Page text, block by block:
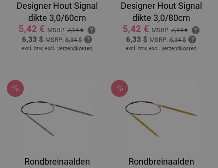
Designer Hout Signal
dikte 3,0/60cm
5,42 € MSRP: 7,14 €
6,33 $ MSRP: 8,34 $
excl. btw, excl. verzendkosten
Designer Hout Signal
dikte 3,0/80cm
5,42 € MSRP: 7,14 €
6,33 $ MSRP: 8,34 $
excl. btw, excl. verzendkosten
Rondbreinaalden
Rondbreinaalden